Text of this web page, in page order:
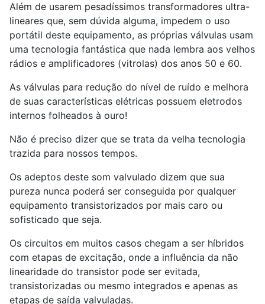
Além de usarem pesadíssimos transformadores ultra-
lineares que, sem dúvida alguma, impedem o uso
portátil deste equipamento, as próprias válvulas usam
uma tecnologia fantástica que nada lembra aos velhos
rádios e amplificadores (vitrolas) dos anos 50 e 60.
As válvulas para redução do nível de ruído e melhora
de suas características elétricas possuem eletrodos
internos folheados à ouro!
Não é preciso dizer que se trata da velha tecnologia
trazida para nossos tempos.
Os adeptos deste som valvulado dizem que sua
pureza nunca poderá ser conseguida por qualquer
equipamento transistorizados por mais caro ou
sofisticado que seja.
Os circuitos em muitos casos chegam a ser híbridos
com etapas de excitação, onde a influência da não
linearidade do transistor pode ser evitada,
transistorizadas ou mesmo integrados e apenas as
etapas de saída valvuladas.